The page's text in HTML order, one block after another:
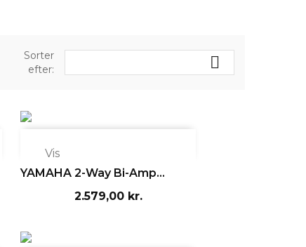
Sorter
efter:

Vis
YAMAHA 2-Way Bi-Amp...
2.579,00 kr.